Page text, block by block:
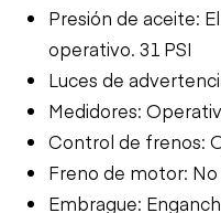
Presión de aceite:
operativo. 31 PSI
Luces de
Medidores:
Control de frenos:
Freno de motor:
Embrague: